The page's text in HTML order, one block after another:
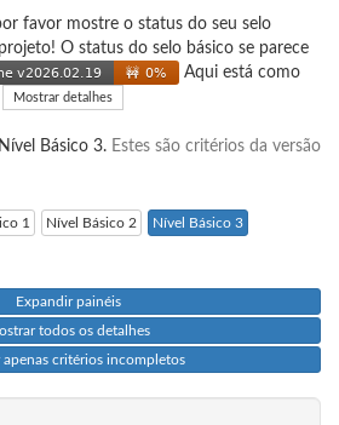
favor mostre o status do seu selo
O status do selo básico se parece
Aqui está como
Mostrar detalhes
Básico 3. Estes são critérios da versão
1 Nível Básico 2 Nível Básico 3
Expandir painéis
todos os detalhes
apenas critérios incompletos